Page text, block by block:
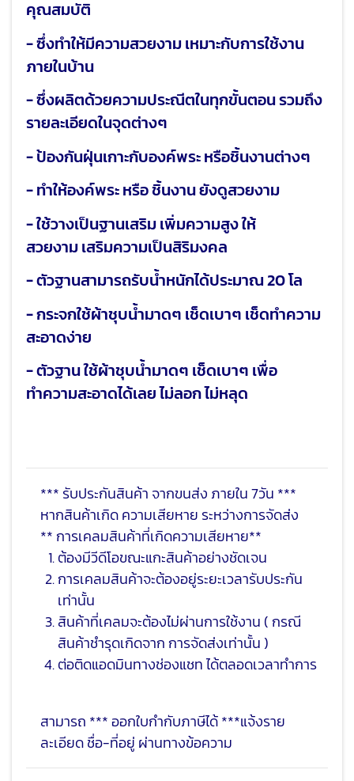
คุณสมบัติ
- ซึ่งทำให้มีความสวยงาม เหมาะกับการใช้งาน
ภายในบ้าน
- ซึ่งผลิตด้วยความประณีตในทุกขั้นตอน รวมถึง
รายละเอียดในจุดต่างๆ
- ป้องกันฝุ่นเกาะกับองค์พระ หรือชิ้นงานต่างๆ
- ทำให้องค์พระ หรือ ชิ้นงาน ยังดูสวยงาม
- ใช้วางเป็นฐานเสริม เพิ่มความสูง ให้
สวยงาม เสริมความเป็นสิริมงคล
- ตัวฐานสามารถรับน้ำหนักได้ประมาณ 20 โล
- กระจกใช้ผ้าชุบน้ำมาดๆ เช็ดเบาๆ เช็ดทำความ
สะอาดง่าย
- ตัวฐาน ใช้ผ้าชุบน้ำมาดๆ เช็ดเบาๆ เพื่อ
ทำความสะอาดได้เลย ไม่ลอก ไม่หลุด
*** รับประกันสินค้า จากขนส่ง ภายใน 7วัน ***
หากสินค้าเกิด ความเสียหาย ระหว่างการจัดส่ง
** การเคลมสินค้าที่เกิดความเสียหาย**
ต้องมีวีดีโอขณะแกะสินค้าอย่างชัดเจน
การเคลมสินค้าจะต้องอยู่ระยะเวลารับประกัน
เท่านั้น
สินค้าที่เคลมจะต้องไม่ผ่านการใช้งาน ( กรณี
สินค้าชำรุดเกิดจาก การจัดส่งเท่านั้น )
ต่อติดแอดมินทางช่องแชท ได้ตลอดเวลาทำการ
สามารถ *** ออกใบกำกับภาษีได้ ***แจ้งราย
ละเอียด ชื่อ-ที่อยู่ ผ่านทางข้อความ